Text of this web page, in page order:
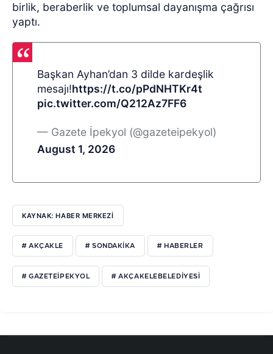
birlik, beraberlik ve toplumsal dayanışma çağrısı
yaptı.
Başkan Ayhan’dan 3 dilde kardeşlik
mesajı!https://t.co/pPdNHTKr4t
pic.twitter.com/Q212Az7FF6
— Gazete İpekyol (@gazeteipekyol)
August 1, 2026
KAYNAK: HABER MERKEZI
# AKÇAKLE # SONDAKIKA # HABERLER
# GAZETEIPEKYOL # AKÇAKELEBELEDIYESI